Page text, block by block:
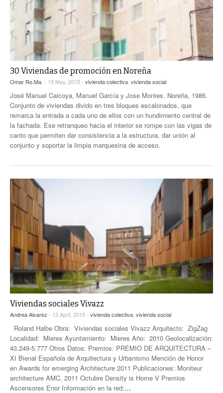
30 Viviendas de promoción en Noreña
Omar Ro.Ma. - 15 May, 2015 - vivienda colectiva vivienda social
José Manuel Caicoya, Manuel García y Jose Montes. Noreña, 1986.
Conjunto de viviendas divido en tres bloques escalonados, que
remarca la entrada a cada uno de ellos con un hundimiento central de
la fachada. Ese retranqueo hacia el interior se rompe con las vigas de
canto que permiten dar consistencia a la estructura, dar unión al
conjunto y soportar la limpia marquesina de acceso.
Viviendas sociales Vivazz
Andrea Alvarez - 13 April, 2015 - vivienda colectiva vivienda social
Roland Halbe Obra: Viviendas sociales Vivazz Arquitecto: ZigZag
Localidad: Mieres Ayuntamiento: Mieres Año: 2010 Geolocalización:
43.249-5.777 Otros Datos: Premios: PREMIO DE ARQUITECTURA –
XI Bienal Española de Arquitectura y Urbanismo Mención de Honor
en Awards for emerging Architecture 2011 Publicaciones: Moniteur
architecture AMC, 2011 Octubre Density is Home V Premios
Ascensores Enor Información en la red:…